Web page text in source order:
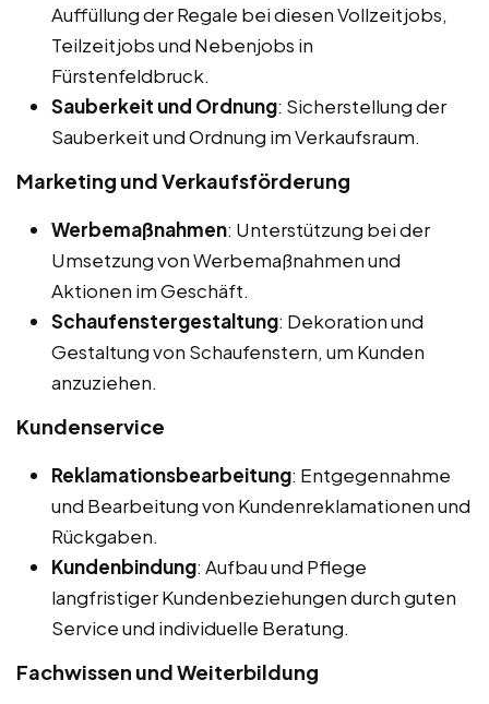
Auffüllung der Regale bei diesen Vollzeitjobs,
Teilzeitjobs und Nebenjobs in
Fürstenfeldbruck.
Sauberkeit und Ordnung: Sicherstellung der
Sauberkeit und Ordnung im Verkaufsraum.
Marketing und Verkaufsförderung
Werbemaßnahmen: Unterstützung bei der
Umsetzung von Werbemaßnahmen und
Aktionen im Geschäft.
Schaufenstergestaltung: Dekoration und
Gestaltung von Schaufenstern, um Kunden
anzuziehen.
Kundenservice
Reklamationsbearbeitung: Entgegennahme
und Bearbeitung von Kundenreklamationen und
Rückgaben.
Kundenbindung: Aufbau und Pflege
langfristiger Kundenbeziehungen durch guten
Service und individuelle Beratung.
Fachwissen und Weiterbildung